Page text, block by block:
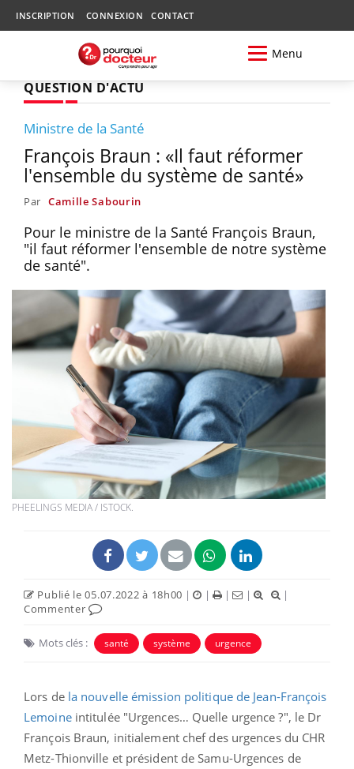
INSCRIPTION CONNEXION CONTACT
Menu
QUESTION D'ACTU
Ministre de la Santé
François Braun : «Il faut réformer
l'ensemble du système de santé»
Par Camille Sabourin
Pour le ministre de la Santé François Braun,
"il faut réformer l'ensemble de notre système
de santé".
PHEELINGS MEDIA / ISTOCK.
Publié le 05.07.2022 à 18h00 | | | |
|
Commenter
Mots clés : santé système urgence
Lors de la nouvelle émission politique de Jean-François
Lemoineintitulée "Urgences… Quelle urgence ?", le Dr
François Braun, initialement chef des urgences du CHR
Metz-Thionville et président de Samu-Urgences de